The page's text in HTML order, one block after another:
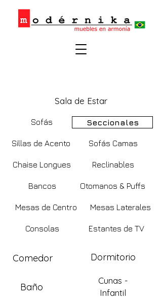
Sala de Estar
Sofás Seccionales
Sillas de Acento Sofás Camas
Chaise Longues Reclinables
Bancos Otomanos & Puffs
Mesas de Centro Mesas Laterales
Consolas Estantes de TV
Comedor Dormitorio
Baño
Cunas -
Infantil